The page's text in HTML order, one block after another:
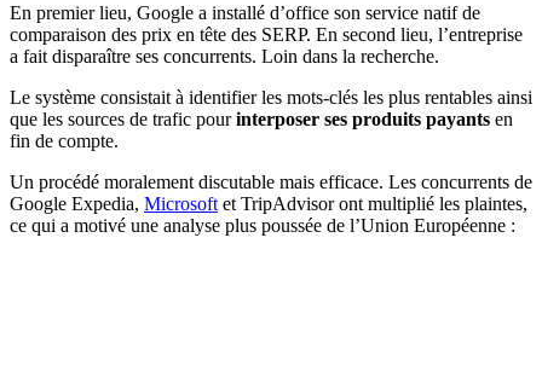
En premier lieu, Google a installé d’office son service natif de
comparaison des prix en tête des SERP. En second lieu, l’entreprise
a fait disparaître ses concurrents. Loin dans la recherche.
Le système consistait à identifier les mots-clés les plus rentables ainsi
que les sources de trafic pourinterposer ses produits payants en
fin de compte.
Un procédé moralement discutable mais efficace. Les concurrents de
Google Expedia, Microsoft et TripAdvisor ont multiplié les plaintes,
ce qui a motivé une analyse plus poussée de l’Union Européenne :